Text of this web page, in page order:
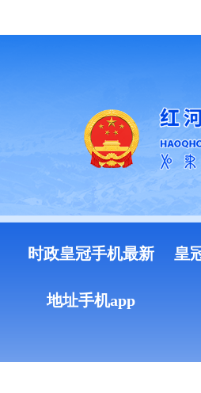
时政皇冠手机最新
地址手机app
皇